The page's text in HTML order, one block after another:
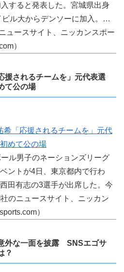
すると発表した。宮城県出身
ル大からデンソーに加入。…
ュースサイト、ニッカンスポー
）
援されるチームを」元代表選
て公の場
希「応援されるチームを」元代
めて公の場
ル男子のネーションズリーグ
ントが4日、東京都内で行わ
田有志の3選手が出席した。今
のニュースサイト、ニッカン
）
外な一面を披露 SNSエゴサ
？